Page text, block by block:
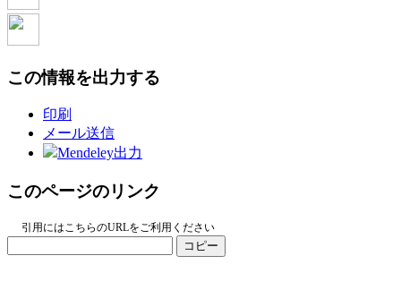
この情報を出力する
印刷
メール送信
Mendeley出力
このページのリンク
引用にはこちらのURLをご利用ください
コピー